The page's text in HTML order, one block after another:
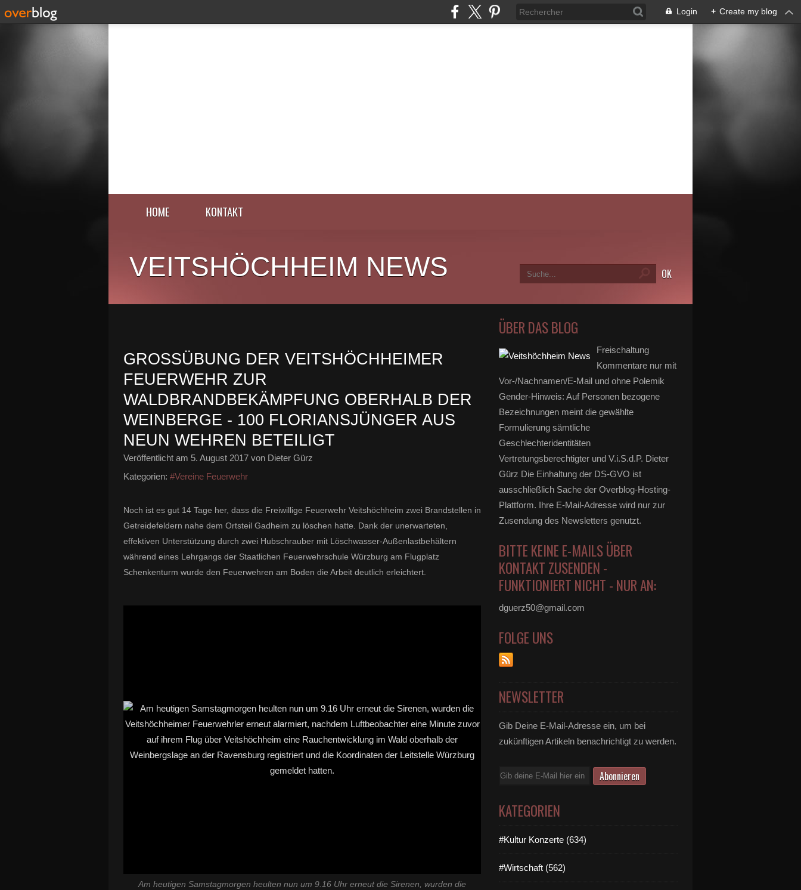
Login + Create my blog
HOME KONTAKT
VEITSHÖCHHEIM NEWS
GROSSÜBUNG DER VEITSHÖCHHEIMER F
EUERWEHR ZUR W
ALDBRANDBEKÄMPFUNG OBERHALB DER W
EINBERGE - 100 FLORIANSJÜNGER AUS N
EUN WEHREN BETEILIGT
Veröffentlicht am 5. August 2017 von Dieter Gürz
Kategorien: #Vereine Feuerwehr
Noch ist es gut 14 Tage her, dass die Freiwillige Feuerwehr Veitshöchheim zwei Brandstellen in
Getreidefeldern nahe dem Ortsteil Gadheim zu löschen hatte. Dank der unerwarteten,
effektiven Unterstützung durch zwei Hubschrauber mit Löschwasser-Außenlastbehältern
während eines Lehrgangs der Staatlichen Feuerwehrschule Würzburg am Flugplatz
Schenkenturm wurde den Feuerwehren am Boden die Arbeit deutlich erleichtert.
Am heutigen Samstagmorgen heulten nun um 9.16 Uhr erneut die Sirenen, wurden die
ÜBER DAS BLOG
Freischaltung
Kommentare nur mit
Vor-/Nachnamen/E-Mail und ohne Polemik
Gender-Hinweis: Auf Personen bezogene
Bezeichnungen meint die gewählte
Formulierung sämtliche
Geschlechteridentitäten
Vertretungsberechtigter und V.i.S.d.P. Dieter
Gürz Die Einhaltung der DS-GVO ist
ausschließlich Sache der Overblog-Hosting-
Plattform. Ihre E-Mail-Adresse wird nur zur
Zusendung des Newsletters genutzt.
BITTE KEINE E-MAILS ÜBER
KONTAKT ZUSENDEN -
FUNKTIONIERT NICHT - NUR AN:
dguerz50@gmail.com
FOLGE UNS
NEWSLETTER
Gib Deine E-Mail-Adresse ein, um bei
zukünftigen Artikeln benachrichtigt zu werden.
E-
KATEGORIEN
#Kultur Konzerte (634)
#Wirtschaft (562)